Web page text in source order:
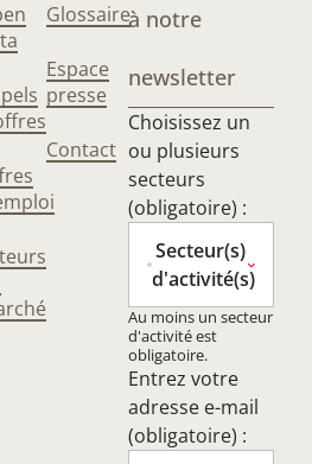
Glossaire
Espace
presse
Contact
à notre
newsletter
Choisissez un
ou plusieurs
secteurs
(obligatoire) :
Secteur(s)
d'activité(s)
Au moins un secteur
d'activité est
obligatoire.
Entrez votre
adresse e-mail
(obligatoire) :